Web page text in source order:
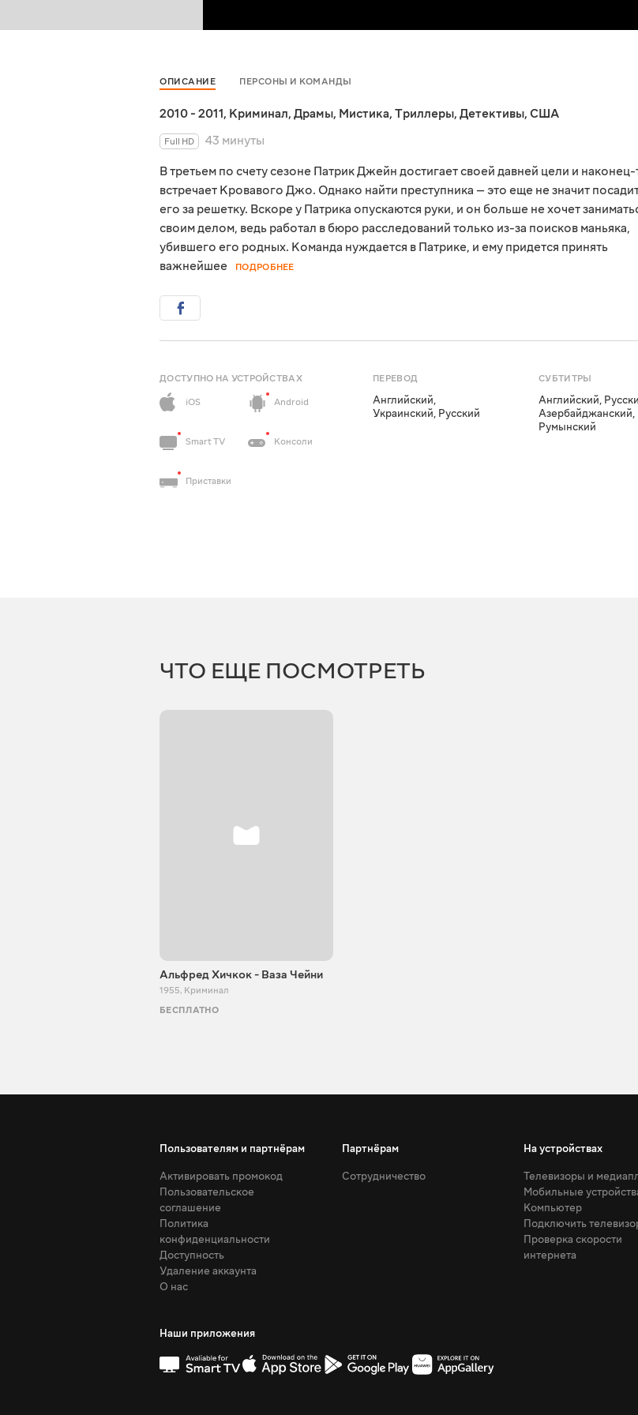
ОПИСАНИЕ ПЕРСОНЫ И КОМАНДЫ
2010 - 2011, Криминал, Драмы, Мистика, Триллеры, Детективы, США
Full HD
43 минуты
В третьем по счету сезоне Патрик Джейн достигает своей давней цели и наконец-
встречает Кровавого Джо. Однако найти преступника — это еще не значит
его за решетку. Вскоре у Патрика опускаются руки, и он больше не хочет
своим делом, ведь работал в бюро расследований только из-за поисков маньяка,
убившего его родных. Команда нуждается в Патрике, и ему придется принять
важнейшее
ПОДРОБНЕЕ
ДОСТУПНО НА УСТРОЙСТВАХ
iOS
Android
Smart TV Консоли
Приставки
ПЕРЕВОД
Английский,
Украинский, Русский
СУБТИТРЫ
Английский,
Азербайджанский,
Румынский
ЧТО ЕЩЕ ПОСМОТРЕТЬ
Альфред Хичкок - Ваза Чейни
1955, Криминал
БЕСПЛАТНО
Пользователям и партнёрам
Активировать промокод
Пользовательское
соглашение
Политика
конфиденциальности
Доступность
Удаление аккаунта
О нас
Партнёрам
Сотрудничество
На устройствах
Телевизоры и
Мобильные
Компьютер
Подключить
Проверка скорости
интернета
Наши приложения